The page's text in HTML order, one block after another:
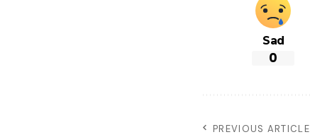
Sad
0
PREVIOUS ARTICLE